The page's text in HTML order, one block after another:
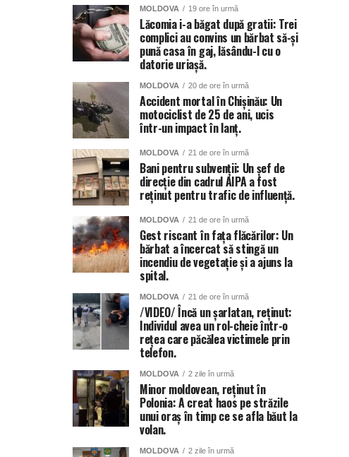
MOLDOVA 19 ore în urmă
Lăcomia i-a băgat după gratii: Trei
complici au convins un bărbat să-și
pună casa în gaj, lăsându-l cu o
datorie uriașă.
MOLDOVA 20 de ore în urmă
Accident mortal în Chișinău: Un
motociclist de 25 de ani, ucis
într-un impact în lanț.
MOLDOVA 21 de ore în urmă
Bani pentru subvenții: Un șef de
direcție din cadrul AIPA a fost
reținut pentru trafic de influență.
MOLDOVA 21 de ore în urmă
Gest riscant în fața flăcărilor: Un
bărbat a încercat să stingă un
incendiu de vegetație și a ajuns la
spital.
MOLDOVA 21 de ore în urmă
/VIDEO/ Încă un șarlatan, reținut:
Individul avea un rol-cheie într-o
rețea care păcălea victimele prin
telefon.
MOLDOVA 2 zile în urmă
Minor moldovean, reținut în
Polonia: A creat haos pe străzile
unui oraș în timp ce se afla băut la
volan.
MOLDOVA 2 zile în urmă